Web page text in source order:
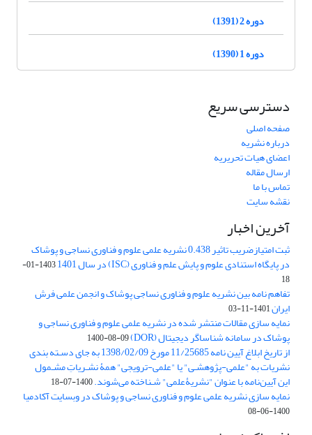
دوره 2 (1391)
دوره 1 (1390)
دسترسی سریع
صفحه اصلی
درباره نشریه
اعضای هیات تحریریه
ارسال مقاله
تماس با ما
نقشه سایت
آخرین اخبار
ثبت امتیازضریب تاثیر 0.438 نشریه علمی علوم و فناوری نساجی و پوشاک
در پایگاه استنادی علوم و پایش علم و فناوری (ISC) در سال 1401
1403-01-
18
تفاهم نامه بین نشریه علوم و فناوری نساجی پوشاک و انجمن علمی فرش
ایران1401-11-03
نمایه سازی مقالات منتشر شده در نشریه علمی علوم و فناوری نساجی و
پوشاک در سامانه شناساگر دیجیتال (DOR) 1400-08-09
از تاریخ ابلاغ آیین نامه 11/25685 مورخ 1398/02/09 به جای دسـته بندی
نشریات به "علمی-پژوهشـی" یا "علمی-ترویجی" همۀ نشـریاتِ مشـمول
این آیین‌نامه با عنوان "نشریۀعلمی" شـناخته می‌شوند.1400-07-18
نمایه سازی نشریه علمی علوم و فناوری نساجی و پوشاک در وبسایت آکادمیا
1400-06-08